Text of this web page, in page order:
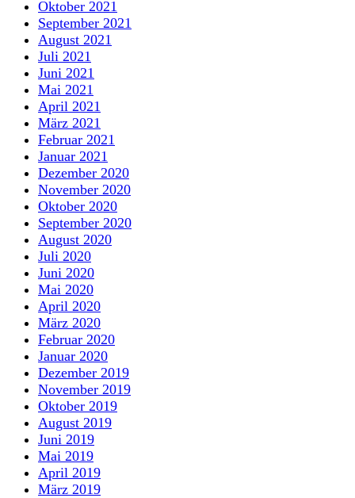
Oktober 2021
September 2021
August 2021
Juli 2021
Juni 2021
Mai 2021
April 2021
März 2021
Februar 2021
Januar 2021
Dezember 2020
November 2020
Oktober 2020
September 2020
August 2020
Juli 2020
Juni 2020
Mai 2020
April 2020
März 2020
Februar 2020
Januar 2020
Dezember 2019
November 2019
Oktober 2019
August 2019
Juni 2019
Mai 2019
April 2019
März 2019